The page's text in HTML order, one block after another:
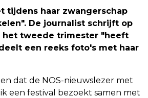
tijdens haar zwangerschap
De journalist schrijft op
het tweede trimester "heeft
een reeks foto's met haar
dat de NOS-nieuwslezer met
een festival bezoekt samen met